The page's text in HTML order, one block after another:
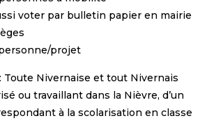
voter par bulletin papier en mairie
projet
: Toute Nivernaise et tout Nivernais
ou travaillant dans la Nièvre, d’un
à la scolarisation en classe